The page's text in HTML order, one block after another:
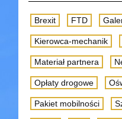
Brexit FTD
Kierowca-mechanik
Materiał partnera
Opłaty drogowe
Pakiet mobilności